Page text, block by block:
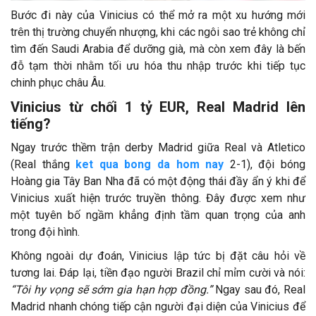
Bước đi này của Vinicius có thể mở ra một xu hướng mới
trên thị trường chuyển nhượng, khi các ngôi sao trẻ không chỉ
tìm đến Saudi Arabia để dưỡng già, mà còn xem đây là bến
đỗ tạm thời nhằm tối ưu hóa thu nhập trước khi tiếp tục
chinh phục châu Âu.
Vinicius từ chối 1 tỷ EUR, Real Madrid lên
tiếng?
Ngay trước thềm trận derby Madrid giữa Real và Atletico
(Real thắng ket qua bong da hom nay 2-1), đội bóng
Hoàng gia Tây Ban Nha đã có một động thái đầy ẩn ý khi để
Vinicius xuất hiện trước truyền thông. Đây được xem như
một tuyên bố ngầm khẳng định tầm quan trọng của anh
trong đội hình.
Không ngoài dự đoán, Vinicius lập tức bị đặt câu hỏi về
tương lai. Đáp lại, tiền đạo người Brazil chỉ mỉm cười và nói:
“Tôi hy vọng sẽ sớm gia hạn hợp đồng.”Ngay sau đó, Real
Madrid nhanh chóng tiếp cận người đại diện của Vinicius để